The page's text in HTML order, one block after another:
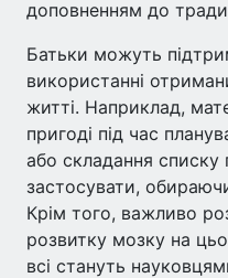
доповненням до
Батьки можуть
використанні
житті. Наприклад,
пригоді під час
або складання
застосувати,
Крім того, важливо
розвитку мозку на
всі стануть